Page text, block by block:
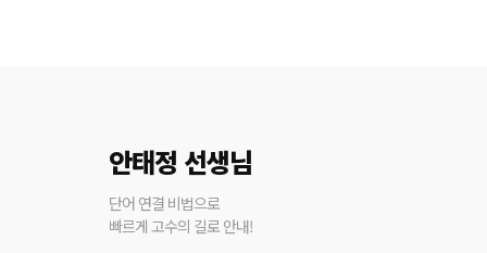
안태정 선생님
단어 연결 비법으로
빠르게 고수의 길로 안내!